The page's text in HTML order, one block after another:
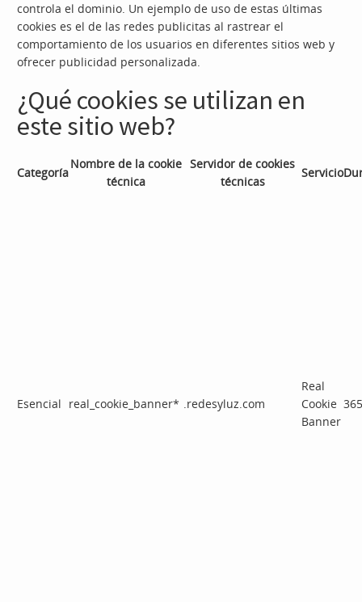
controla el dominio. Un ejemplo de uso de estas últimas
cookies es el de las redes publicitas al rastrear el
comportamiento de los usuarios en diferentes sitios web y
ofrecer publicidad personalizada.
¿Qué cookies se utilizan en
este sitio web?
Categoría
Nombre de la cookie
técnica
Servidor de cookies
técnicas
Servicio
Esencial real_cookie_banner* .redesyluz.com
Real
Cookie
Banner